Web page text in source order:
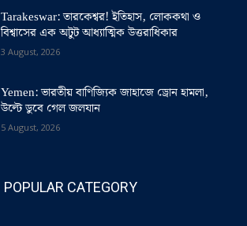
Tarakeswar: তারকেশ্বর! ইতিহাস, লোককথা ও
বিশ্বাসের এক অটুট আধ্যাত্মিক উত্তরাধিকার
3 August, 2026
Yemen: ভারতীয় বাণিজ্যিক জাহাজে ড্রোন হামলা,
উল্টে ডুবে গেল জলযান
5 August, 2026
POPULAR CATEGORY